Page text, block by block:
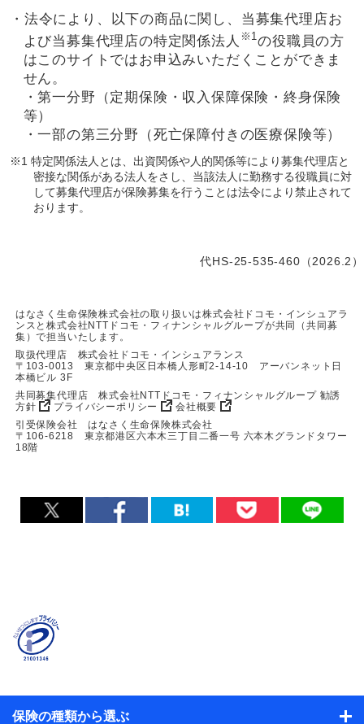
・法令により、以下の商品に関し、当募集代理店お
よび当募集代理店の特定関係法人 ※1の役職員の方
はこのサイトではお申込みいただくことができま
せん。
・第一分野（定期保険・収入保障保険・終身保険
等）
・一部の第三分野（死亡保障付きの医療保険等）
※1 特定関係法人とは、出資関係や人的関係等により募集代理店と
密接な関係がある法人をさし、当該法人に勤務する役職員に対
して募集代理店が保険募集を行うことは法令により禁止されて
おります。
代HS-25-535-460（2026.2）
はなさく生命保険株式会社の取り扱いは株式会社ドコモ・インシュアラ
ンスと株式会社NTTドコモ・フィナンシャルグループが共同（共同募
集）で担当いたします。
取扱代理店 株式会社ドコモ・インシュアランス
〒103-0013 東京都中央区日本橋人形町2-14-10 アーバンネット日
本橋ビル 3F
共同募集代理店 株式会社NTTドコモ・フィナンシャルグループ 勧誘
方針
プライバシーポリシー
会社概要
引受保険会社 はなさく生命保険株式会社
〒106-6218 東京都港区六本木三丁目二番一号 六本木グランドタワー
18階
保険の種類から選ぶ